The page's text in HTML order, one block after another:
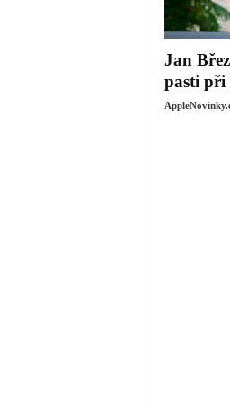
Jan
pasti při